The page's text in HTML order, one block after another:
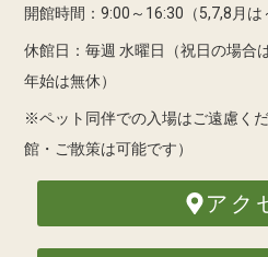
開館時間：9:00～16:30（5,7,8月は
休館日：毎週 水曜日（祝日の場合
年始は無休）
※ペット同伴での入場はご遠慮くだ
館・ご散策は可能です）
アク